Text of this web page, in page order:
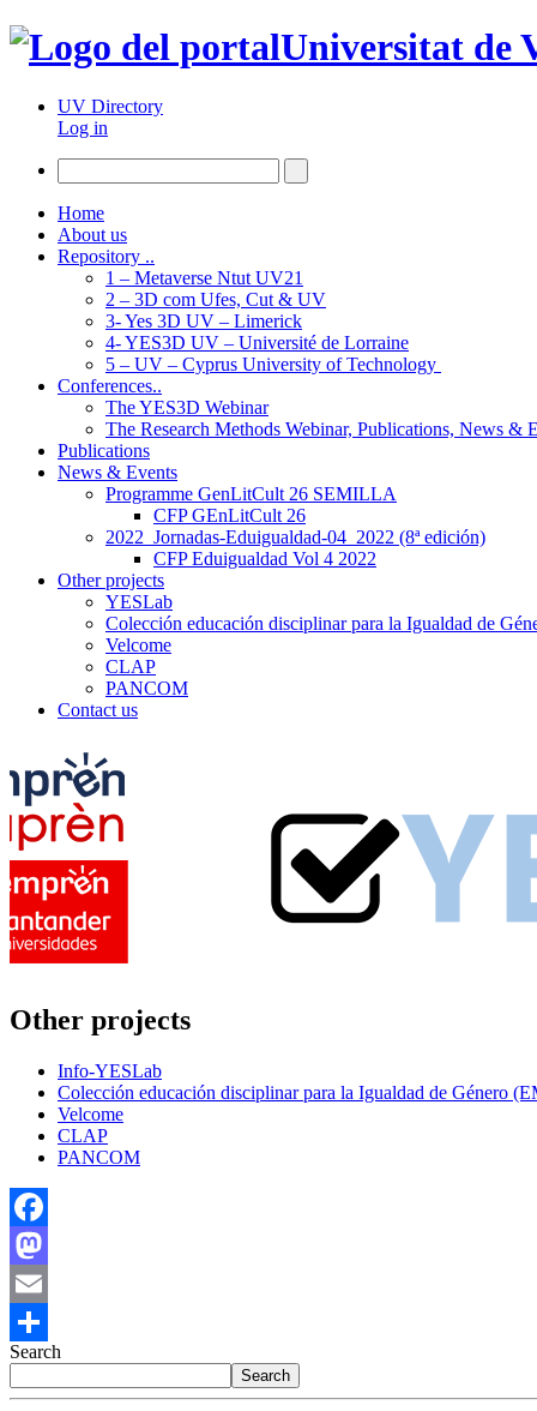
Universitat de
UV Directory
Log in
Home
About us
Repository ..
1 – Metaverse Ntut UV21
2 – 3D com Ufes, Cut & UV
3- Yes 3D UV – Limerick
4- YES3D UV – Université de Lorraine
5 – UV – Cyprus University of Technology
Conferences..
The YES3D Webinar
The Research Methods Webinar, Publications, News &
Publications
News & Events
Programme GenLitCult 26 SEMILLA
CFP GEnLitCult 26
2022_Jornadas-Eduigualdad-04_2022 (8ª edición)
CFP Eduigualdad Vol 4 2022
Other projects
YESLab
Colección educación disciplinar para la Igualdad de
Velcome
CLAP
PANCOM
Contact us
Other projects
Info-YESLab
Colección educación disciplinar para la Igualdad de Género
Velcome
CLAP
PANCOM
Facebook
Mastodon
Email
Share
Search
Search